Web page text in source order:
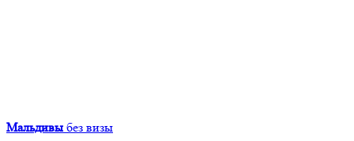
Мальдивы без визы